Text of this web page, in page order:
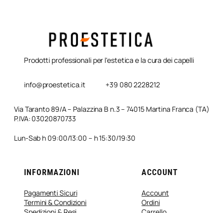
Prodotti professionali per l'estetica e la cura dei capelli
info@proestetica.it +39 080 2228212
Via Taranto 89/A – Palazzina B n.3 – 74015 Martina Franca (TA)
P.IVA: 03020870733
Lun-Sab h 09:00/13:00 – h 15:30/19:30
INFORMAZIONI
Pagamenti Sicuri
Termini & Condizioni
ACCOUNT
Account
Ordini